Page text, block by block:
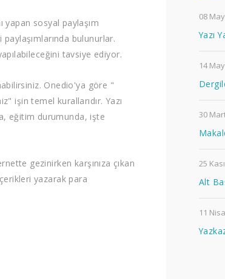
yapan sosyal paylaşım
bulunurlar.
tavsiye ediyor.
Onedio'ya göre "
işin temel kurallarıdır. Yazı
eğitim durumunda, işte
gezinirken karşınıza çıkan
yazarak para
08
Yazı
14
30
25
Alt
11